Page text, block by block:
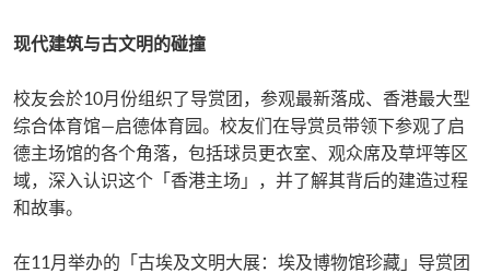
​​现代建筑与古文明的碰撞​
​​校友会於10月份组织了导赏团，参观最新落成、香港最大型
综合体育馆—启德体育园。校友们在导赏员带领下参观了启
德主场馆的各个角落，包括球员更衣室、观众席及草坪等区
域，深入认识这个「香港主场」，并了解其背后的建造过程
和故事。​
​​在11月举办的「古埃及文明大展：埃及博物馆珍藏」导赏团